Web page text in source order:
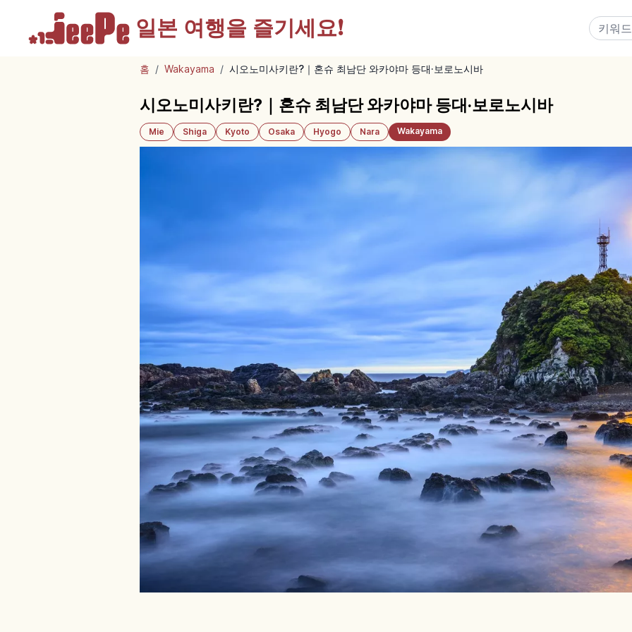
일본 여행을 즐기세요!
홈 / Wakayama / 시오노미사키란?｜혼슈 최남단 와카야마 등대·보로노시바
시오노미사키란?｜혼슈 최남단 와카야마 등대·보로노시바
Mie Shiga Kyoto Osaka Hyogo Nara Wakayama